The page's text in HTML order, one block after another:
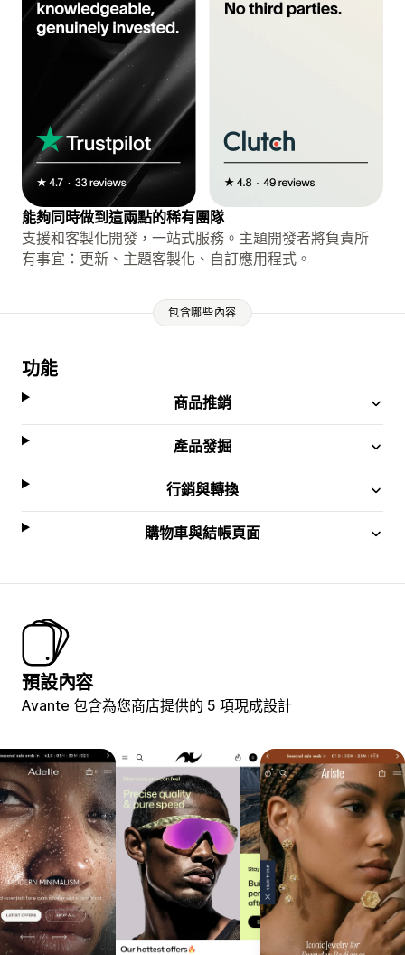
能夠同時做到這兩點的稀有團隊
支援和客製化開發，一站式服務。主題開發者將負責所
有事宜：更新、主題客製化、自訂應用程式。
包含哪些內容
功能
商品推銷
產品發掘
行銷與轉換
購物車與結帳頁面
預設內容
Avante 包含為您商店提供的 5 項現成設計